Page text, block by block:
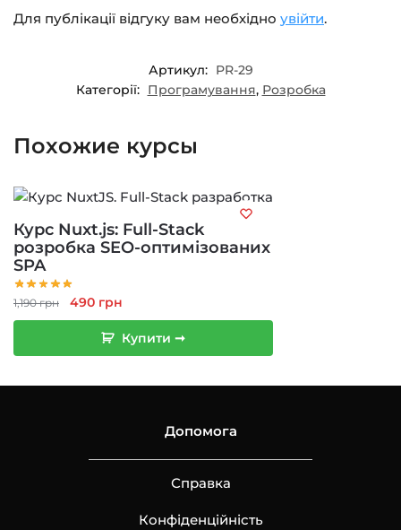
Для публікації відгуку вам необхідно увійти.
Артикул: PR-29
Категорії: Програмування, Розробка
Похожие курсы
Курс Nuxt.js: Full-Stack
розробка SEO-оптимізованих
SPA
1,190грн
Оригінальна
ціна:
1,190 грн.
490 грн
ціна:
490 грн.
Купити ➞
Допомога
Справка
Конфіденційність